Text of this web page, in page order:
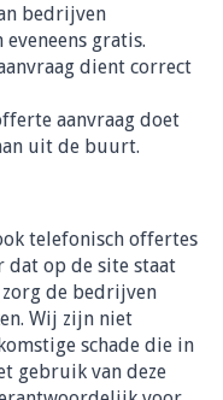
bedrijven
gratis.
dient correct
aanvraag doet
uit de buurt.
telefonisch offertes
dat op de site staat
de bedrijven
Wij zijn niet
schade die in
gebruik van deze